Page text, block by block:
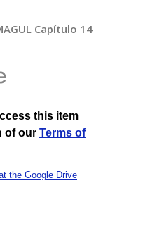
Capítulo 14